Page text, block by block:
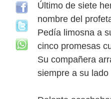
Último de siete
nombre del
Pedía limosna a
cinco promesas
Su compañera
siempre a su